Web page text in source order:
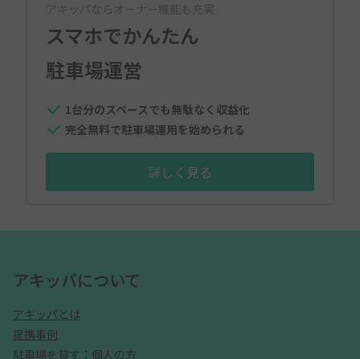
アキッパならオーナー機能も充実
スマホでかんたん
駐車場運営
1台分のスペースでも無駄なく収益化
完全無料で駐車場運用を始められる
詳しく見る
アキッパについて
アキッパとは
提携事例
駐車場を貸す：個人の方